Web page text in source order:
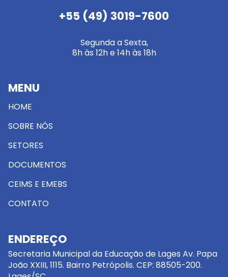
+55 (49) 3019-7600
Segunda a Sexta,
8h às 12h e 14h às 18h
MENU
HOME
SOBRE NÓS
SETORES
DOCUMENTOS
CEIMS E EMEBS
CONTATO
ENDEREÇO
Secretaria Municipal da Educação de Lages Av. Papa
João XXIII, 1115. Bairro Petrópolis. CEP: 88505-200.